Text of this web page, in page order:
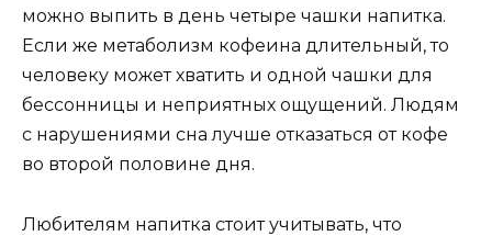
можно выпить в день четыре чашки напитка.
Если же метаболизм кофеина длительный, то
человеку может хватить и одной чашки для
бессонницы и неприятных ощущений. Людям
с нарушениями сна лучше отказаться от кофе
во второй половине дня.
Любителям напитка стоит учитывать, что